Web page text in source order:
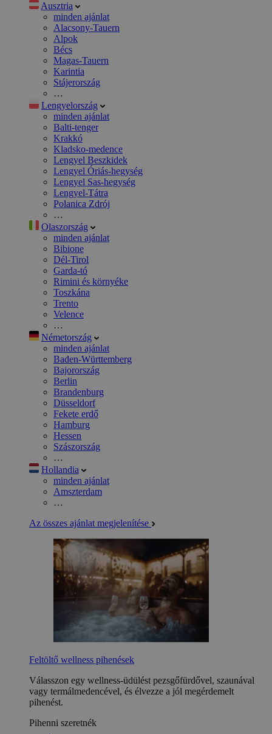
Ausztria
minden ajánlat
Alacsony-Tauern
Alpok
Bécs
Magas-Tauern
Karintia
Stájerország
…
Lengyelország
minden ajánlat
Balti-tenger
Krakkó
Kladsko-medence
Lengyel Beszkidek
Lengyel Óriás-hegység
Lengyel Sas-hegység
Lengyel-Tátra
Polanica Zdrój
…
Olaszország
minden ajánlat
Bibione
Dél-Tirol
Garda-tó
Rimini és környéke
Toszkána
Trento
Velence
…
Németország
minden ajánlat
Baden-Württemberg
Bajorország
Berlin
Brandenburg
Düsseldorf
Fekete erdő
Hamburg
Hessen
Szászország
…
Hollandia
minden ajánlat
Amszterdam
…
Az összes ajánlat megjelenítése
Feltöltő wellness pihenések
Válasszon egy wellness-üdülést pezsgőfürdővel, szaunával
vagy termálmedencével, és élvezze a jól megérdemelt
pihenést.
Pihenni szeretnék